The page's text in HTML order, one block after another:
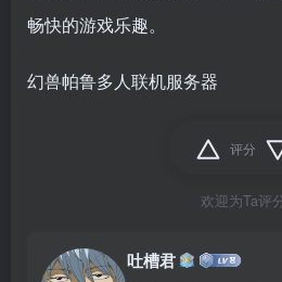
畅快的游戏乐趣。
幻兽帕鲁多人联机服务器
评分
欢迎为Ta评
吐槽君